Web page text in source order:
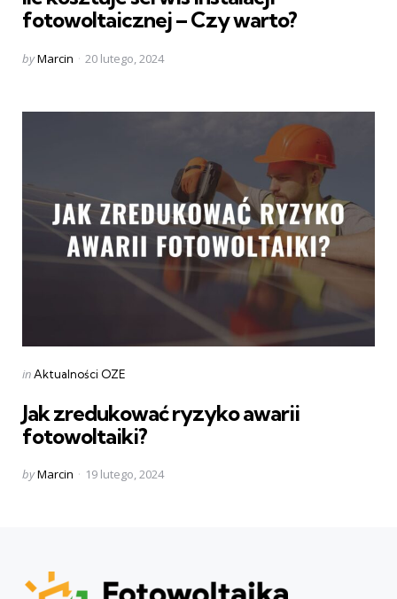
fotowoltaicznej – Czy warto?
Posted
byMarcin 20 lutego, 2024
Categories
Posted
inAktualności OZE
Jak zredukować ryzyko awarii
fotowoltaiki?
Posted
byMarcin 19 lutego, 2024